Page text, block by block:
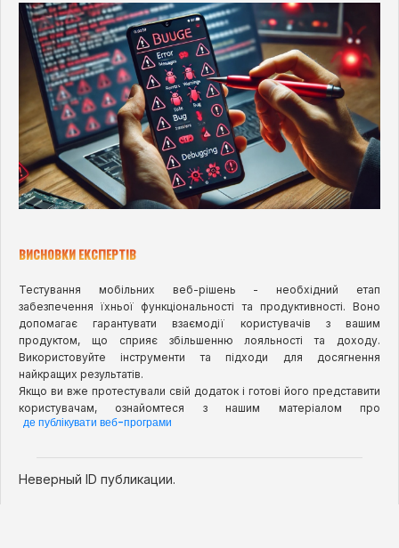
ВИСНОВКИ ЕКСПЕРТІВ
Тестування мобільних веб-рішень - необхідний етап
забезпечення їхньої функціональності та продуктивності. Воно
допомагає гарантувати взаємодії користувачів з вашим
продуктом, що сприяє збільшенню лояльності та доходу.
Використовуйте інструменти та підходи для досягнення
найкращих результатів.
Якщо ви вже протестували свій додаток і готові його представити
користувачам, ознайомтеся з нашим матеріалом про
де публікувати веб-програми
Неверный ID публикации.